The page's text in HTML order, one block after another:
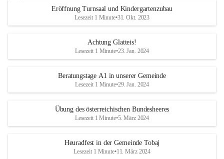
Eröffnung Turnsaal und Kindergartenzubau
Lesezeit 1 Minute•31. Okt. 2023
Achtung Glatteis!
Lesezeit 1 Minute•23. Jan. 2024
Beratungstage A1 in unserer Gemeinde
Lesezeit 1 Minute•29. Jan. 2024
Übung des österreichischen Bundesheeres
Lesezeit 1 Minute•5. März 2024
Heuradfest in der Gemeinde Tobaj
Lesezeit 1 Minute•11. März 2024